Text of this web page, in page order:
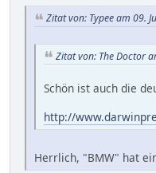
Zitat von: Typee am 09.
Zitat von: The Doctor
Schön ist auch die
http://
Herrlich, "BMW" hat